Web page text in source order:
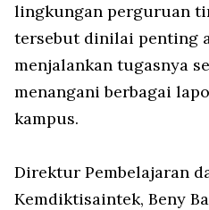
lingkungan perguruan
tersebut dinilai penting
menjalankan tugasnya
menangani berbagai
kampus.
Direktur Pembelajaran
Kemdiktisaintek, Beny